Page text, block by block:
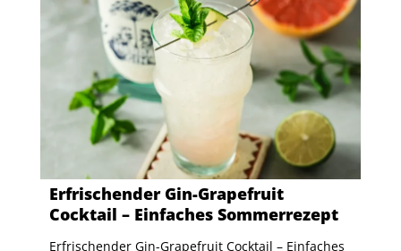
Erfrischender Gin-Grapefruit
Cocktail – Einfaches Sommerrezept
Erfrischender Gin-Grapefruit Cocktail – Einfaches